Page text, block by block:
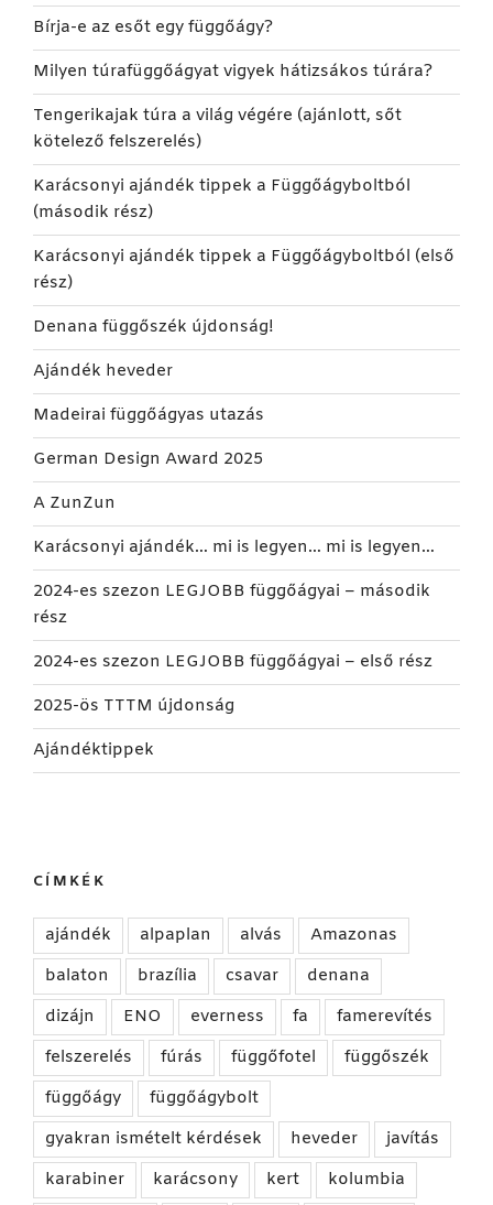
Bírja-e az esőt egy függőágy?
Milyen túrafüggőágyat vigyek hátizsákos túrára?
Tengerikajak túra a világ végére (ajánlott, sőt
kötelező felszerelés)
Karácsonyi ajándék tippek a Függőágyboltból
(második rész)
Karácsonyi ajándék tippek a Függőágyboltból (első
rész)
Denana függőszék újdonság!
Ajándék heveder
Madeirai függőágyas utazás
German Design Award 2025
A ZunZun
Karácsonyi ajándék… mi is legyen… mi is legyen…
2024-es szezon LEGJOBB függőágyai – második
rész
2024-es szezon LEGJOBB függőágyai – első rész
2025-ös TTTM újdonság
Ajándéktippek
CÍMKÉK
ajándék alpaplan alvás
Amazonas
balaton
brazília csavar
denana
dizájn
ENO everness fa
famerevítés
felszerelés
fúrás függőfotel
függőszék
függőágy
függőágybolt
gyakran ismételt kérdések
heveder
javítás
karabiner
karácsony kert kolumbia